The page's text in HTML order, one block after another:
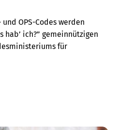
OPS-Codes werden
ich?” gemeinnützigen
für